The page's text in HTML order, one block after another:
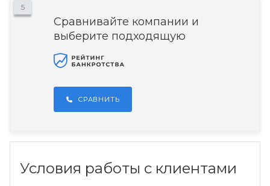
5
Сравнивайте компании и
выберите подходящую
СРАВНИТЬ
Условия работы с клиентами